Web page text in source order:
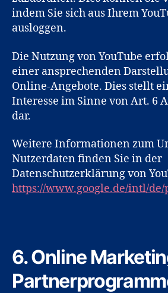
indem Sie sich aus Ihrem
ausloggen.
Die Nutzung von YouTube
einer ansprechenden
Online-Angebote. Dies stellt
Interesse im Sinne von Art. 6
dar.
Weitere Informationen zum
Nutzerdaten finden Sie in der
Datenschutzerklärung von
https://www.google.de/intl/
6. Online